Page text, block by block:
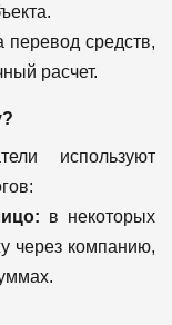
перевод средств,
расчет.
используют
в некоторых
через компанию,